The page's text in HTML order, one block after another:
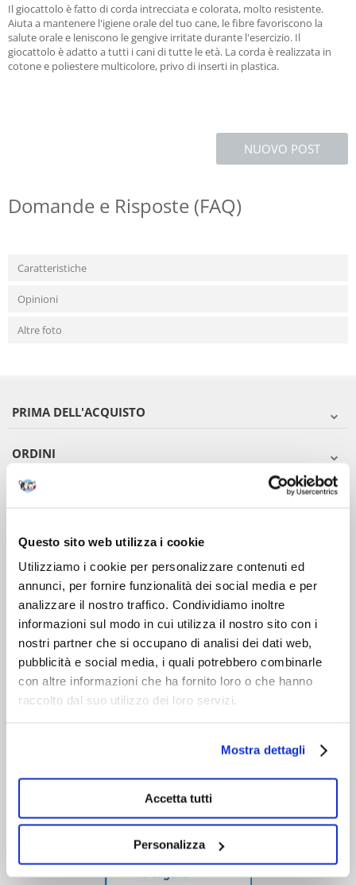
Questo sito web utilizza i cookie
Utilizziamo i cookie per personalizzare contenuti ed
annunci, per fornire funzionalità dei social media e per
analizzare il nostro traffico. Condividiamo inoltre
informazioni sul modo in cui utilizza il nostro sito con i
nostri partner che si occupano di analisi dei dati web,
pubblicità e social media, i quali potrebbero combinarle
con altre informazioni che ha fornito loro o che hanno
raccolto dal suo utilizzo dei loro servizi.
Mostra dettagli
Accetta tutti
Personalizza
Il giocattolo è fatto di corda intrecciata e colorata, molto resistente.
Aiuta a mantenere l'igiene orale del tuo cane, le fibre favoriscono la
salute orale e leniscono le gengive irritate durante l'esercizio. Il
giocattolo è adatto a tutti i cani di tutte le età. La corda è realizzata in
cotone e poliestere multicolore, privo di inserti in plastica.
NUOVO POST
Domande e Risposte (FAQ)
Caratteristiche
Opinioni
Altre foto
PRIMA DELL'ACQUISTO
ORDINI
DOPO L'ACQUISTO
VIENI A CONOSCERCI